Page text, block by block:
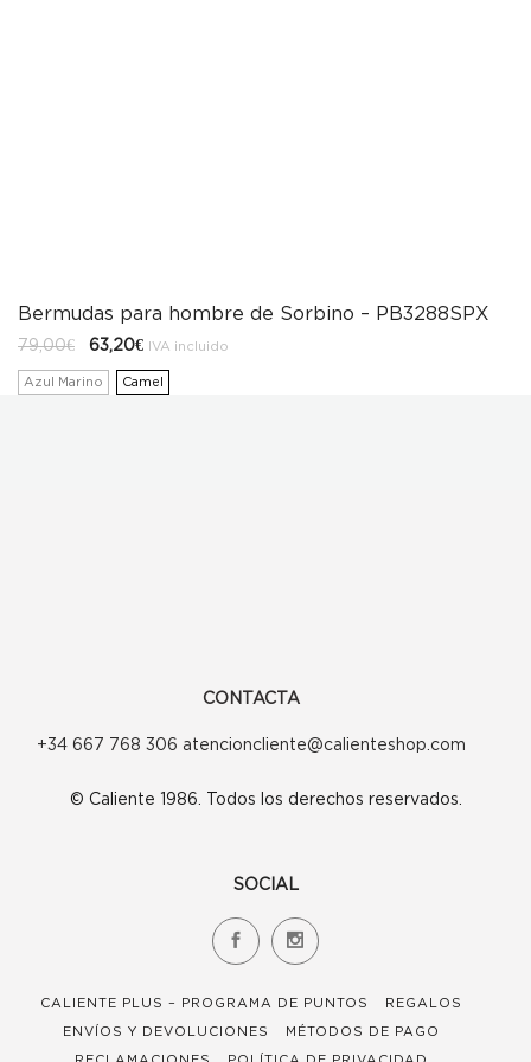
Bermudas para hombre de Sorbino – PB3288SPX
79,00€
El
original
era:
63,20€El
actual
es:
IVA incluido
Azul Marino Camel
CONTACTA
+34 667 768 306 atencioncliente@calienteshop.com
© Caliente 1986. Todos los derechos reservados.
SOCIAL
CALIENTE PLUS – PROGRAMA DE PUNTOS
REGALOS
ENVÍOS Y DEVOLUCIONES
MÉTODOS DE PAGO